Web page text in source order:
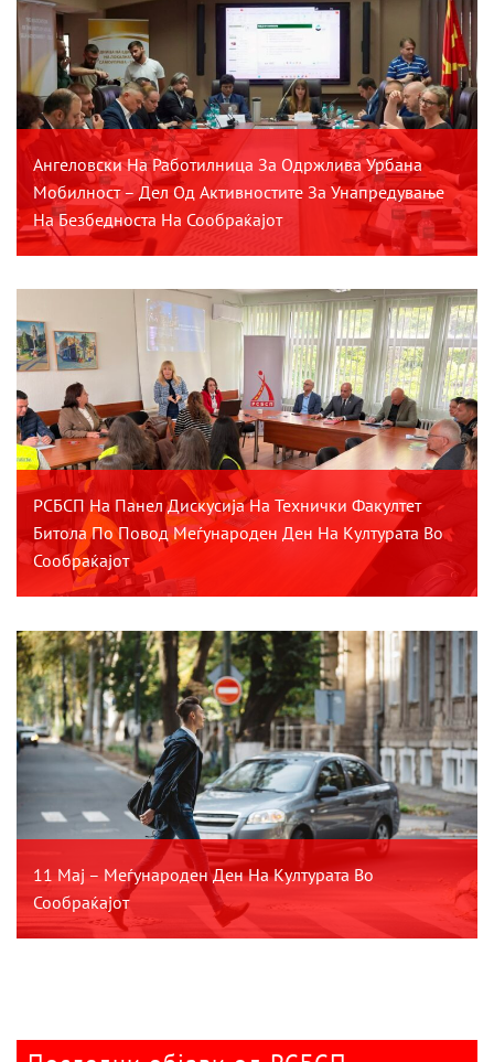
Ангеловски На Работилница За Одржлива Урбана
Мобилност – Дел Од Активностите За Унапредување
На Безбедноста На Сообраќајот
РСБСП На Панел Дискусија На Технички Факултет
Битола По Повод Меѓународен Ден На Културата Во
Сообраќајот
11 Мај – Меѓународен Ден На Културата Во
Сообраќајот